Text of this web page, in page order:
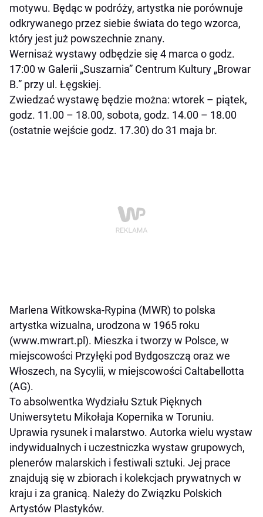
motywu. Będąc w podróży, artystka nie porównuje
odkrywanego przez siebie świata do tego wzorca,
który jest już powszechnie znany.
Wernisaż wystawy odbędzie się 4 marca o godz.
17:00 w Galerii „Suszarnia” Centrum Kultury „Browar
B.” przy ul. Łęgskiej.
Zwiedzać wystawę będzie można: wtorek – piątek,
godz. 11.00 – 18.00, sobota, godz. 14.00 – 18.00
(ostatnie wejście godz. 17.30) do 31 maja br.
Marlena Witkowska-Rypina (MWR) to polska
artystka wizualna, urodzona w 1965 roku
(www.mwrart.pl). Mieszka i tworzy w Polsce, w
miejscowości Przyłęki pod Bydgoszczą oraz we
Włoszech, na Sycylii, w miejscowości Caltabellotta
(AG).
To absolwentka Wydziału Sztuk Pięknych
Uniwersytetu Mikołaja Kopernika w Toruniu.
Uprawia rysunek i malarstwo. Autorka wielu wystaw
indywidualnych i uczestniczka wystaw grupowych,
plenerów malarskich i festiwali sztuki. Jej prace
znajdują się w zbiorach i kolekcjach prywatnych w
kraju i za granicą. Należy do Związku Polskich
Artystów Plastyków.